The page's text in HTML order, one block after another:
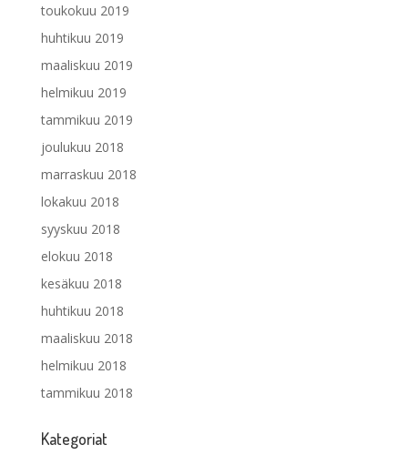
toukokuu 2019
huhtikuu 2019
maaliskuu 2019
helmikuu 2019
tammikuu 2019
joulukuu 2018
marraskuu 2018
lokakuu 2018
syyskuu 2018
elokuu 2018
kesäkuu 2018
huhtikuu 2018
maaliskuu 2018
helmikuu 2018
tammikuu 2018
Kategoriat